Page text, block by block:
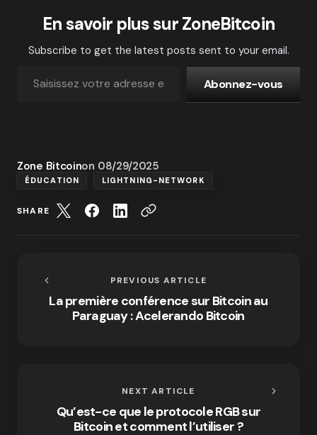
En savoir plus sur ZoneBitcoin
Subscribe to get the latest posts sent to your email.
Abonnez-vous
Zone Bitcoinon 08/29/2025
ÉDUCATION LIGHTNING-NETWORK
SHARE
PREVIOUS ARTICLE
La première conférence sur Bitcoin au
Paraguay : Acelerando Bitcoin
NEXT ARTICLE
Qu’est-ce que le protocole RGB sur
Bitcoin et comment l’utiliser ?